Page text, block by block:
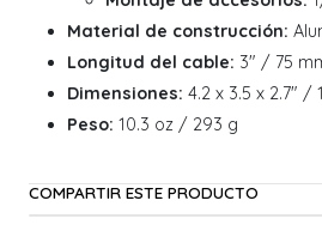
Material de construcción:
Longitud del cable: 3" / 75
Dimensiones: 4.2 x 3.5 x 2.7" /
Peso: 10.3 oz / 293 g
COMPARTIR ESTE PRODUCTO